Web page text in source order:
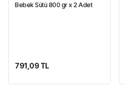
Bebek Sütü 800 gr x 2 Adet
791,09 TL